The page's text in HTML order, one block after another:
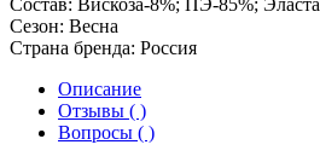
Состав: Вискоза-8%; ПЭ-85%;
Сезон: Весна
Страна бренда: Россия
Описание
Отзывы ( )
Вопросы ( )